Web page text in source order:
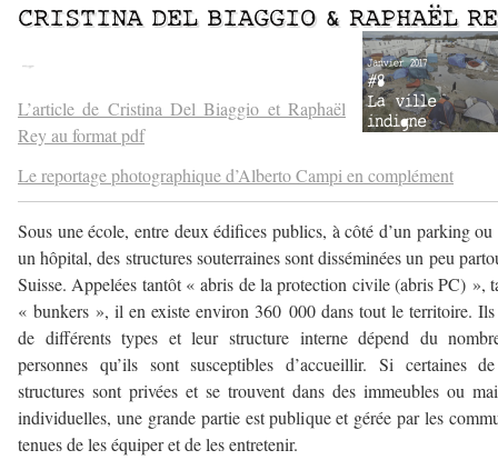
CRISTINA DEL BIAGGIO& RAPHAËL
—
L’article de Cristina Del Biaggio et Raphaël
Rey au format pdf
Le reportage photographique d’Alberto Campi en complément
Sous une école, entre deux édifices publics, à côté d’un parking ou
un hôpital, des structures souterraines sont disséminées un peu
Suisse. Appelées tantôt « abris de la protection civile (abris PC) »,
« bunkers », il en existe environ 360 000 dans tout le territoire. Ils
de différents types et leur structure interne dépend du
personnes qu’ils sont susceptibles d’accueillir. Si certaines
structures sont privées et se trouvent dans des immeubles ou
individuelles, une grande partie est publique et gérée par les
tenues de les équiper et de les entretenir.